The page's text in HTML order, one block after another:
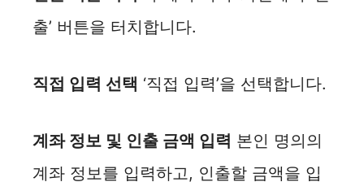
출’ 버튼을 터치합니다.
직접 입력 선택 ‘직접 입력’을 선택합니다.
계좌 정보 및 인출 금액 입력 본인 명의의
계좌 정보를 입력하고, 인출할 금액을 입